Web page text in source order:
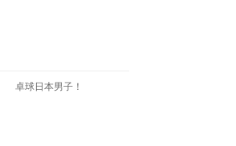
卓球日本男子！